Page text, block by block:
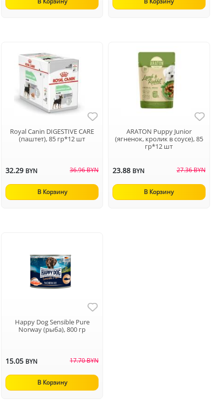
Royal Canin DIGESTIVE CARE
(паштет), 85 гр*12 шт
32.29 BYN 36.96 BYN
В Корзину
ARATON Puppy Junior
(ягненок, кролик в соусе), 85
гр*12 шт
23.88 BYN 27.36 BYN
В Корзину
Happy Dog Sensible Pure
Norway (рыба), 800 гр
15.05 BYN 17.70 BYN
В Корзину